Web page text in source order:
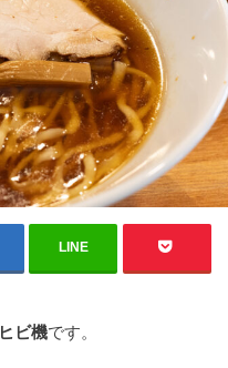
LINE
ヒビ機です。